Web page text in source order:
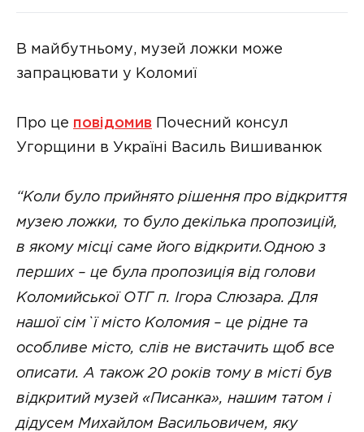
В майбутньому, музей ложки може
запрацювати у Коломиї
Про це повідомив Почесний консул
Угорщини в Україні Василь Вишиванюк
“Коли було прийнято рішення про відкриття
музею ложки, то було декілька пропозицій,
в якому місці саме його відкрити.Одною з
перших – це була пропозиція від голови
Коломийської ОТГ п. Ігора Слюзара. Для
нашої сім`ї місто Коломия – це рідне та
особливе місто, слів не вистачить щоб все
описати. А також 20 років тому в місті був
відкритий музей «Писанка», нашим татом і
дідусем Михайлом Васильовичем, яку